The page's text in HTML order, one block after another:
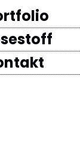
ich
Start-ups in
eines
Logo
Corporate